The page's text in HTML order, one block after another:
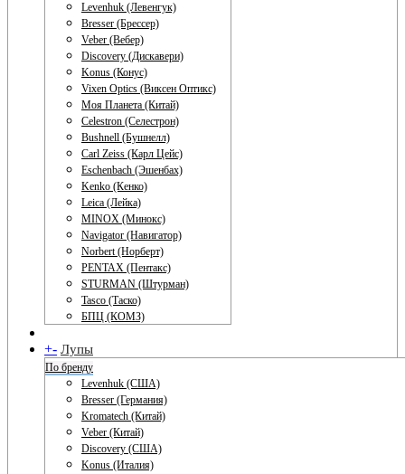
Levenhuk (Левенгук)
Bresser (Брессер)
Veber (Вебер)
Discovery (Дискавери)
Konus (Конус)
Vixen Optics (Виксен Оптикс)
Моя Планета (Китай)
Celestron (Селестрон)
Bushnell (Бушнелл)
Carl Zeiss (Карл Цейс)
Eschenbach (Эшенбах)
Kenko (Кенко)
Leica (Лейка)
MINOX (Минокс)
Navigator (Навигатор)
Norbert (Норберт)
PENTAX (Пентакс)
STURMAN (Штурман)
Tasco (Таско)
БПЦ (КОМЗ)
+- Лупы
По бренду
Levenhuk (США)
Bresser (Германия)
Kromatech (Китай)
Veber (Китай)
Discovery (США)
Konus (Италия)